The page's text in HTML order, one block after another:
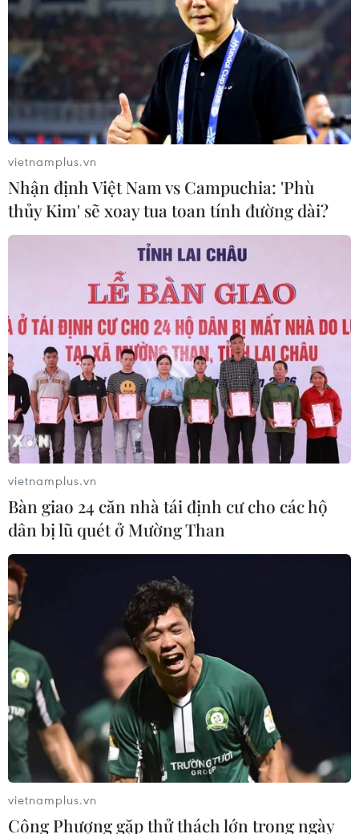
TIN CÙNG CHUYÊN MỤC
Hàn Quốc tái khẳng định mục tiêu
chung sống hòa bình với Triều Tiên
06/08/2026 15:33
vietnamplus.vn
Nhận định Việt Nam vs Campuchia: 'Phù
thủy Kim' sẽ xoay tua toan tính đường dài?
vietnamplus.vn
Bàn giao 24 căn nhà tái định cư cho các hộ
dân bị lũ quét ở Mường Than
vietnamplus.vn
Công Phượng gặp thử thách lớn trong ngày